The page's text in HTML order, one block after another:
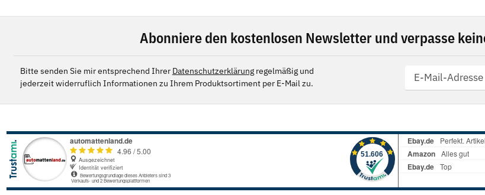
Abonniere den kostenlosen Newsletter und verpasse
Bitte senden Sie mir entsprechend Ihrer Datenschutzerklärungregelmäßig und
jederzeit widerruflich Informationen zu Ihrem Produktsortiment per E-Mail zu.